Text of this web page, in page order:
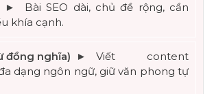
Bài SEO dài, chủ đề rộng, cần
khía cạnh.
Viết content
dạng ngôn ngữ, giữ văn phong tự